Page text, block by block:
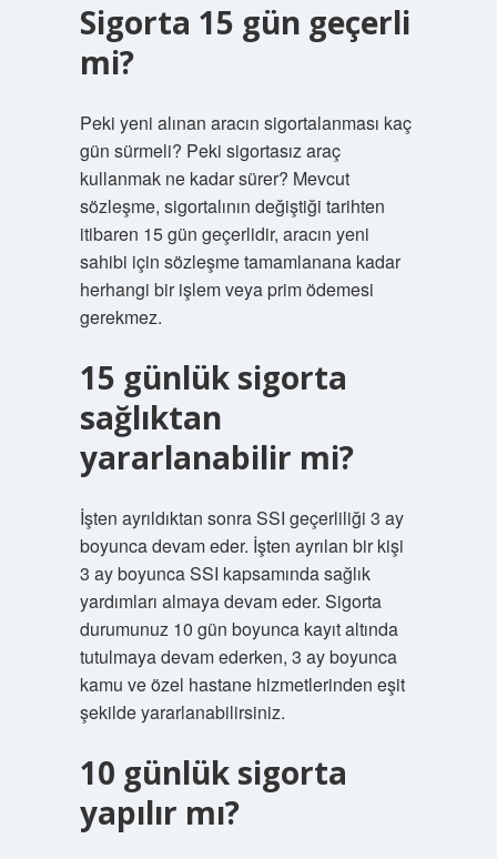
Sigorta 15 gün geçerli
mi?
Peki yeni alınan aracın sigortalanması kaç
gün sürmeli? Peki sigortasız araç
kullanmak ne kadar sürer? Mevcut
sözleşme, sigortalının değiştiği tarihten
itibaren 15 gün geçerlidir, aracın yeni
sahibi için sözleşme tamamlanana kadar
herhangi bir işlem veya prim ödemesi
gerekmez.
15 günlük sigorta
sağlıktan
yararlanabilir mi?
İşten ayrıldıktan sonra SSI geçerliliği 3 ay
boyunca devam eder. İşten ayrılan bir kişi
3 ay boyunca SSI kapsamında sağlık
yardımları almaya devam eder. Sigorta
durumunuz 10 gün boyunca kayıt altında
tutulmaya devam ederken, 3 ay boyunca
kamu ve özel hastane hizmetlerinden eşit
şekilde yararlanabilirsiniz.
10 günlük sigorta
yapılır mı?